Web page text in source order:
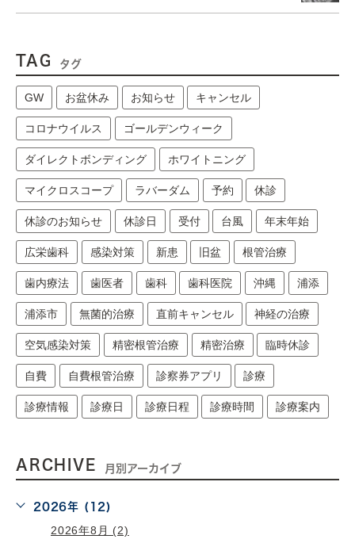
TAG タグ
GW お盆休み お知らせ キャンセル
コロナウイルス ゴールデンウィーク
ダイレクトボンディング ホワイトニング
マイクロスコープ ラバーダム 予約 休診
休診のお知らせ 休診日 受付 台風 年末年始
広栄歯科 感染対策 新患 旧盆 根管治療
歯内療法 歯医者 歯科 歯科医院 沖縄 浦添
浦添市 無菌的治療 直前キャンセル 神経の治療
空気感染対策 精密根管治療 精密治療 臨時休診
自費 自費根管治療 診察券アプリ 診療
診療情報 診療日 診療日程 診療時間 診療案内
ARCHIVE 月別アーカイブ
2026年 (12)
2026年8月 (2)